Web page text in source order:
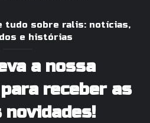
tudo sobre ralis: notícias,
e histórias
a nossa
receber as